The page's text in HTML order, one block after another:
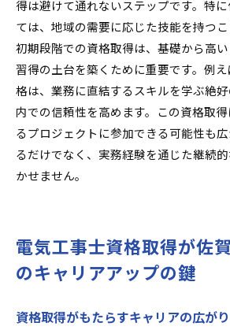
得は避けて通れないステップです。特
ては、地域の需要に応じた技能を持つこ
初期段階での資格取得は、基礎から高
習得の土台を築くために重要です。例
格は、業務に直結するスキルを学ぶ絶
内での信頼性を高めます。この資格取
るプロジェクトに参加できる可能性も
るだけでなく、実務経験を通じた継続
かせません。
電気工事士資格取得が佐
のキャリアアップの鍵
資格取得がもたらすキャリアの広がり